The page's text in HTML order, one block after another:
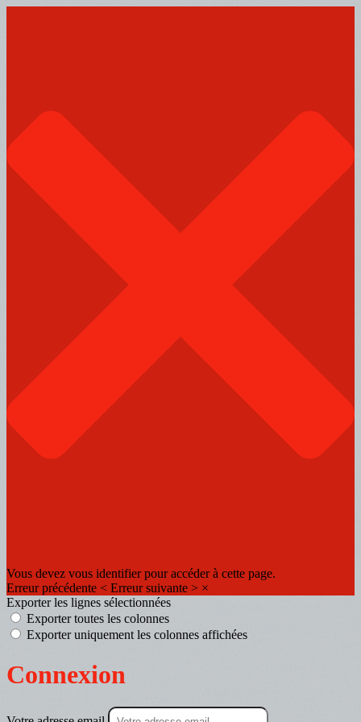
Vous devez vous identifier pour accéder à cette page.
Erreur précédente < Erreur suivante > ×
Exporter les lignes sélectionnées
Exporter toutes les colonnes
Exporter uniquement les colonnes affichées
Connexion